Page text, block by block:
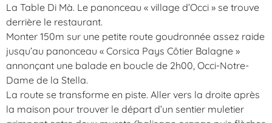
La Table Di Mà. Le panonceau « village d’Occi » se trouve
derrière le restaurant.
Monter 150m sur une petite route goudronnée assez raide
jusqu’au panonceau « Corsica Pays Côtier Balagne »
annonçant une balade en boucle de 2h00, Occi-Notre-
Dame de la Stella.
La route se transforme en piste. Aller vers la droite après
la maison pour trouver le départ d’un sentier muletier